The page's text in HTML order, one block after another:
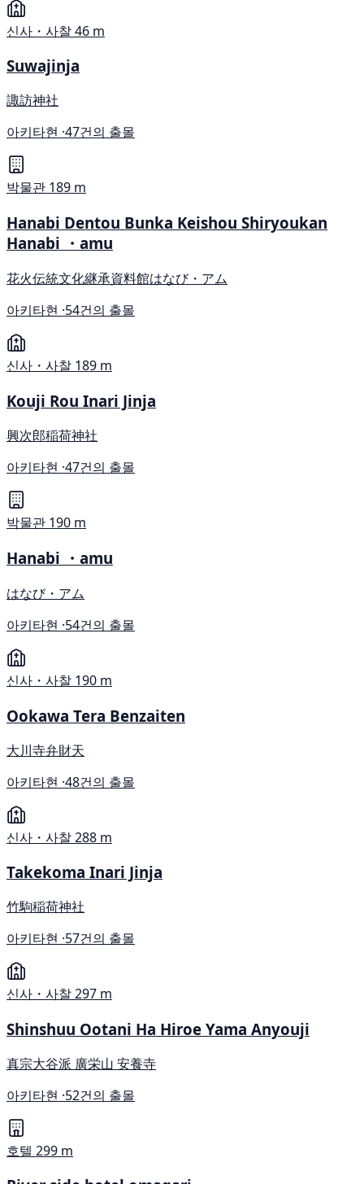
신사・사찰46 m
Suwajinja
諏訪神社
아키타현 ·47건의 출몰
박물관 189 m
Hanabi Dentou Bunka Keishou Shiryoukan
Hanabi ・amu
花火伝統文化継承資料館はなび・アム
아키타현 ·54건의 출몰
신사・사찰 189 m
Kouji Rou Inari Jinja
興次郎稲荷神社
아키타현 ·47건의 출몰
박물관 190 m
Hanabi ・amu
はなび・アム
아키타현 ·54건의 출몰
신사・사찰 190 m
Ookawa Tera Benzaiten
大川寺弁財天
아키타현 ·48건의 출몰
신사・사찰288 m
Takekoma Inari Jinja
竹駒稲荷神社
아키타현 ·57건의 출몰
신사・사찰297 m
Shinshuu Ootani Ha Hiroe Yama Anyouji
真宗大谷派 廣栄山 安養寺
아키타현 ·52건의 출몰
호텔 299 m